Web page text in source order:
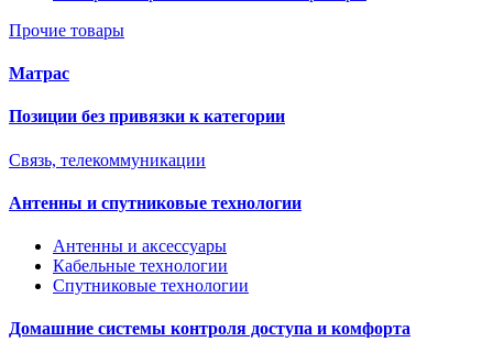
Прочие товары
Матрас
Позиции без привязки к категории
Связь, телекоммуникации
Антенны и спутниковые технологии
Антенны и аксессуары
Кабельные технологии
Спутниковые технологии
Домашние системы контроля доступа и комфорта